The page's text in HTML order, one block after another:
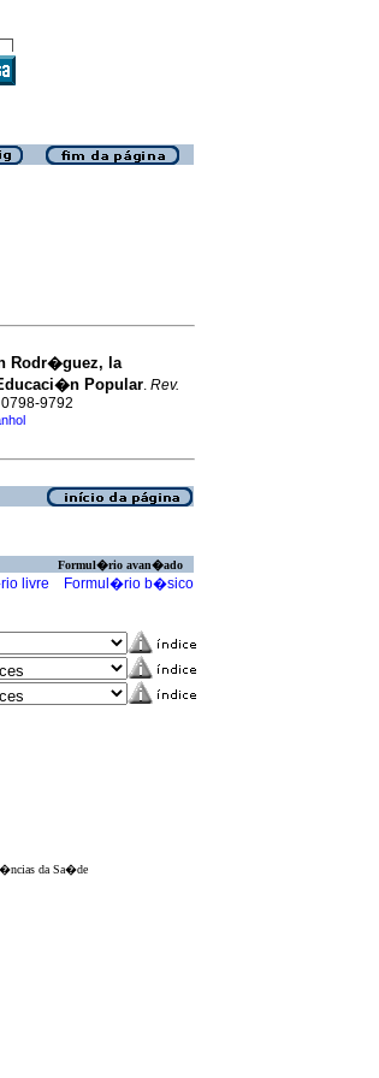
Rodr�guez, la
Popular. Rev.
9792
Formul�rio avan�ado
livre Formul�rio b�sico
da Sa�de